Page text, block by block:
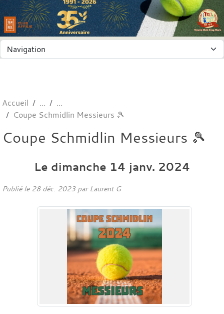
Accueil
Coupe Schmidlin Messieurs 🎾
Coupe Schmidlin Messieurs 🎾
Le dimanche 14 janv. 2024
Publié le 28 déc. 2023par Laurent G
Panneau de gestion des cookies